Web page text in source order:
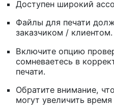
Доступен широкий
Файлы для печати
заказчиком / клиентом.
Включите опцию
сомневаетесь в
печати.
Обратите внимание,
могут увеличить время